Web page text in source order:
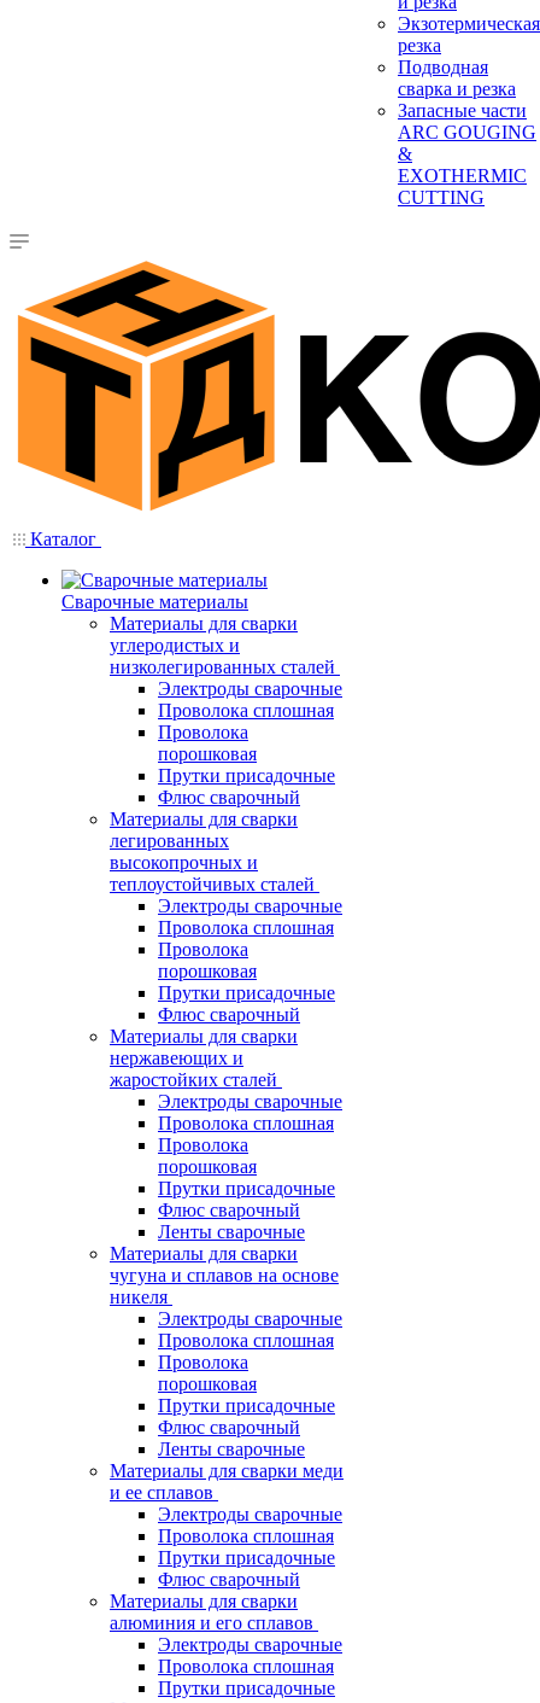
Экзотермическая
резка
Подводная
сварка и резка
Запасные части
ARC GOUGING
&
EXOTHERMIC
CUTTING
Каталог
Сварочные материалы
Материалы для сварки
углеродистых и
низколегированных сталей
Электроды сварочные
Проволока сплошная
Проволока
порошковая
Прутки присадочные
Флюс сварочный
Материалы для сварки
легированных
высокопрочных и
теплоустойчивых сталей
Электроды сварочные
Проволока сплошная
Проволока
порошковая
Прутки присадочные
Флюс сварочный
Материалы для сварки
нержавеющих и
жаростойких сталей
Электроды сварочные
Проволока сплошная
Проволока
порошковая
Прутки присадочные
Флюс сварочный
Ленты сварочные
Материалы для сварки
чугуна и сплавов на основе
никеля
Электроды сварочные
Проволока сплошная
Проволока
порошковая
Прутки присадочные
Флюс сварочный
Ленты сварочные
Материалы для сварки меди
и ее сплавов
Электроды сварочные
Проволока сплошная
Прутки присадочные
Флюс сварочный
Материалы для сварки
алюминия и его сплавов
Электроды сварочные
Проволока сплошная
Прутки присадочные